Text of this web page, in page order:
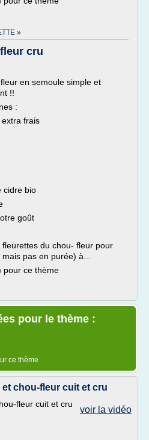
»
cru
en semoule simple et
!!
:
frais
cidre bio
goût
du chou- fleur pour
pas en purée) à...
pour ce thème
pour le thème :
ce thème
chou-fleur cuit et cru
voir la vidéo
fleur cuit et cru